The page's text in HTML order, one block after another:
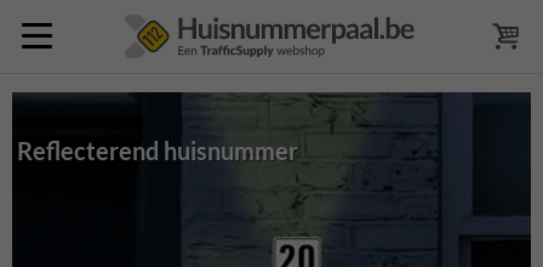
Reflecterend huisnummer